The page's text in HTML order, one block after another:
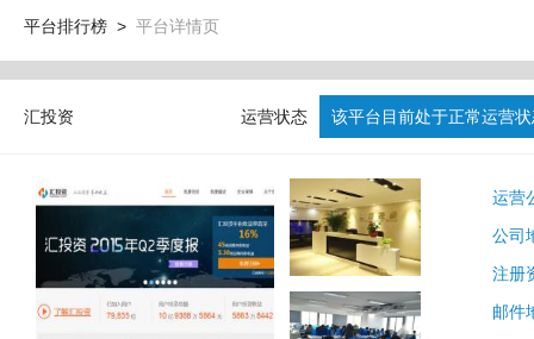
平台排行榜 > 平台详情页
汇投资 运营状态 该平台目前处于正常运营
运营
公司
注册
邮件